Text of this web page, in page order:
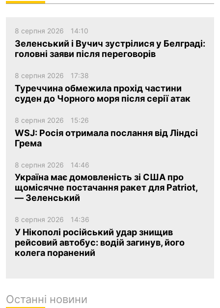
8 серпня 2026 14:10
Зеленський і Вучич зустрілися у Белграді:
головні заяви після переговорів
8 серпня 2026 17:38
Туреччина обмежила прохід частини
суден до Чорного моря після серії атак
8 серпня 2026 15:26
WSJ: Росія отримала послання від Ліндсі
Грема
8 серпня 2026 14:46
Україна має домовленість зі США про
щомісячне постачання ракет для Patriot,
— Зеленський
8 серпня 2026 14:36
У Нікополі російський удар знищив
рейсовий автобус: водій загинув, його
колега поранений
Останні новини